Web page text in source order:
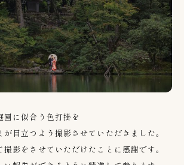
園に似合う色打掛を
目立つよう撮影させていただきました。
影をさせていただけたことに感謝です。